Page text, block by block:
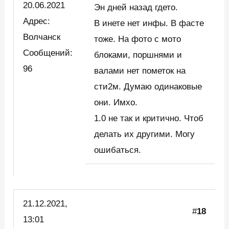
20.06.2021
Адрес:
Волчанск
Сообщений:
96
Эн дней назад гдето.
В инете нет инфы. В фасте
тоже. На фото с мото
блоками, поршнями и
валами нет пометок на
сти2м. Думаю одинаковые
они. Имхо.
1.0 не так и критично. Чтоб
делать их другими. Могу
ошибаться.
21.12.2021,
13:01
#18